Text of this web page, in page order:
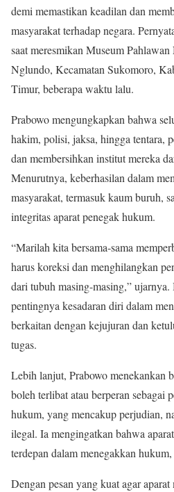
demi memastikan keadilan dan
masyarakat terhadap negara.
saat meresmikan Museum
Nglundo, Kecamatan Sukomoro,
Timur, beberapa waktu lalu.
Prabowo mengungkapkan bahwa
hakim, polisi, jaksa, hingga tentara,
dan membersihkan institut mereka
Menurutnya, keberhasilan dalam
masyarakat, termasuk kaum buruh,
integritas aparat penegak hukum.
“Marilah kita bersama-sama
harus koreksi dan menghilangkan
dari tubuh masing-masing,” ujarnya.
pentingnya kesadaran diri dalam
berkaitan dengan kejujuran dan
tugas.
Lebih lanjut, Prabowo menekankan
boleh terlibat atau berperan sebagai
hukum, yang mencakup perjudian,
ilegal. Ia mengingatkan bahwa
terdepan dalam menegakkan
Dengan pesan yang kuat agar